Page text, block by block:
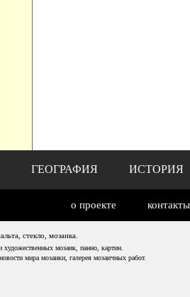
ГЕОГРАФИЯ ИСТОРИЯ
о проекте контакты
стекло, мозаика.
мозаик, панно, картин.
мира мозаики, галерея мозаичных работ.